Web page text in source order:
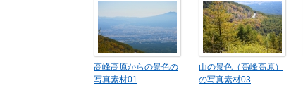
高峰高原からの景色の
写真素材01
山の景色（高峰高原）
の写真素材03